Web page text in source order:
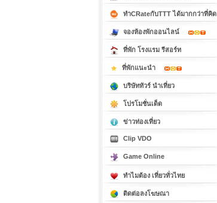
ทำCRateกับTTT ได้มากกว่าที่คิด
จองห้องพักออนไลน์
ที่พัก โรงแรม รีสอร์ท
ที่พักแนะนำ
บริษัททัวร์ นำเที่ยว
โปรโมชั่นเด็ด
ข่าวท่องเที่ยว
Clip VDO
Game Online
ทำไมต้อง เที่ยวทั่วไทย
ติดต่อลงโฆษณา